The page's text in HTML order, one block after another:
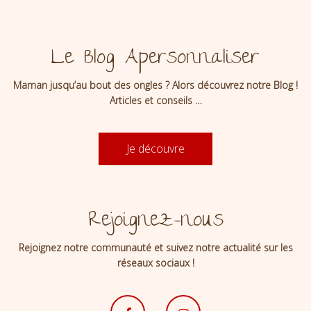
Le Blog Apersonnaliser
Maman jusqu’au bout des ongles ? Alors découvrez notre Blog !
Articles et conseils …
Je découvre
Rejoignez-nous
Rejoignez notre communauté et suivez notre actualité sur les
réseaux sociaux !